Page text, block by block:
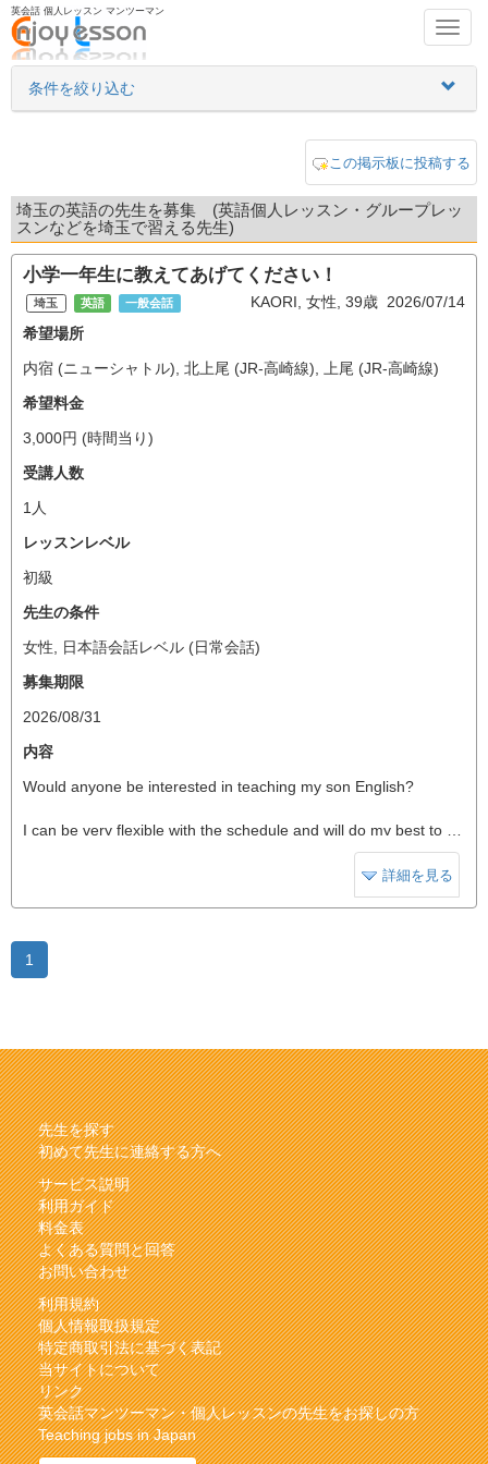
英会話 個人レッスン マンツーマン
条件を絞り込む
この掲示板に投稿する
埼玉の英語の先生を募集 (英語個人レッスン・グループレッ
スンなどを埼玉で習える先生)
小学一年生に教えてあげてください！
埼玉 英語 一般会話
KAORI, 女性, 39歳 2026/07/14
希望場所
内宿 (ニューシャトル), 北上尾 (JR-高崎線), 上尾 (JR-高崎線)
希望料金
3,000円 (時間当り)
受講人数
1人
レッスンレベル
初級
先生の条件
女性, 日本語会話レベル (日常会話)
募集期限
2026/08/31
内容
Would anyone be interested in teaching my son English?
I can be very flexible with the schedule and will do my best to work around the teacher's availability. We’re also flexible about the location—it can be at a café, our home, a food court, or anywhere that’s convenient.
We’re hoping to find someone who can teach him over a long period of time. Thank you!
詳細を見る
1
先生を探す
初めて先生に連絡する方へ
サービス説明
利用ガイド
料金表
よくある質問と回答
お問い合わせ
利用規約
個人情報取扱規定
特定商取引法に基づく表記
当サイトについて
リンク
英会話マンツーマン・個人レッスンの先生をお探しの方
Teaching jobs in Japan